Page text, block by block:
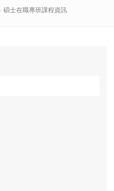
碩士在職專班課程資訊